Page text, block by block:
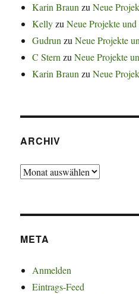
Karin Braun zuNeue
KellyzuNeue Projekte
Gudrun zuNeue Projekte
C Stern zuNeue Projekte
Karin Braun zuNeue
ARCHIV
Archiv
META
Anmelden
Eintrags-Feed